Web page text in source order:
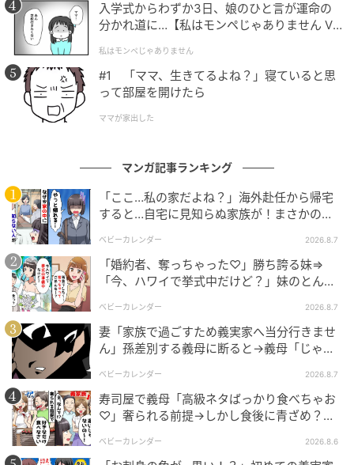
私が一緒に検査を受けに行こうと何度言っても、夫は
拒み続けました。
このままでは心が壊れてしまう。追い詰められ、離婚
を考えるようになった私は、親友の兄に連絡を取りま
した。親友の兄は弁護士です。
親友の兄からの冷静なアドバイスを受け、私は義母や
夫との会話を記録するように。さらに、スマホに送ら
れてきた暴言もすべて保存しました。
それまでは二度と見たくないと思って即座に消してい
たのですが……保存するたびに、だんだんと夫への愛情
も消え失せていくようでした。
望まぬ2択を突きつけられ…
ある日の夜、帰宅すると夫と義母がそろって座ってい
ました。そして義母が突然こう言ってきたのです。
入学式からわずか3日、娘のひと言が運命の
分かれ道に…【私はモンペじゃありません Vo
私はモンペじゃありません
#1 「ママ、生きてるよね？」寝ていると思
って部屋を開けたら
ママが家出した
マンガ記事ランキング
「ここ…私の家だよね？」海外赴任から帰宅
すると…自宅に見知らぬ家族が！まさかの真
ベビーカレンダー 2026.8.7
「婚約者、奪っちゃった♡」勝ち誇る妹⇒
「今、ハワイで挙式中だけど？」妹のとんで
ベビーカレンダー 2026.8.7
妻「家族で過ごすため義実家へ当分行きませ
ん」孫差別する義母に断ると→義母「じゃ
ベビーカレンダー 2026.8.7
寿司屋で義母「高級ネタばっかり食べちゃお
♡」奢られる前提→しかし食後に青ざめ？通
ベビーカレンダー 2026.8.6